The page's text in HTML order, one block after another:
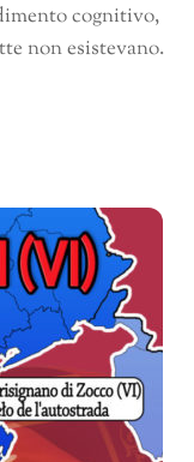
cognitivo,
non esistevano.